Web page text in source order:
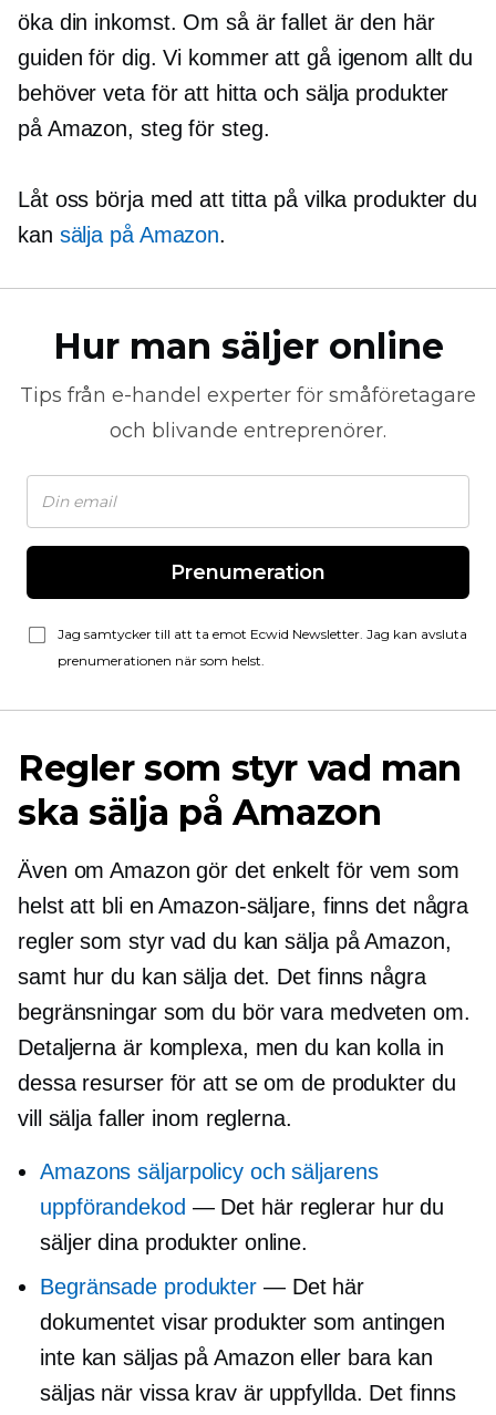
öka din inkomst. Om så är fallet är den här
guiden för dig. Vi kommer att gå igenom allt du
behöver veta för att hitta och sälja produkter
på Amazon, steg för steg.
Låt oss börja med att titta på vilka produkter du
kan sälja på Amazon.
Hur man säljer online
Tips från e-handel experter för småföretagare
och blivande entreprenörer.
Prenumeration
Jag samtycker till att ta emot Ecwid Newsletter. Jag kan avsluta
prenumerationen när som helst.
Regler som styr vad man
ska sälja på Amazon
Även om Amazon gör det enkelt för vem som
helst att bli en Amazon-säljare, finns det några
regler som styr vad du kan sälja på Amazon,
samt hur du kan sälja det. Det finns några
begränsningar som du bör vara medveten om.
Detaljerna är komplexa, men du kan kolla in
dessa resurser för att se om de produkter du
vill sälja faller inom reglerna.
Amazons säljarpolicy och säljarens
uppförandekod — Det här reglerar hur du
säljer dina produkter online.
Begränsade produkter — Det här
dokumentet visar produkter som antingen
inte kan säljas på Amazon eller bara kan
säljas när vissa krav är uppfyllda. Det finns